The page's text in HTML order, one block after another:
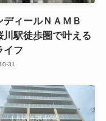
ディールＮＡＭＢ
川駅徒歩圏で叶える
イフ
31